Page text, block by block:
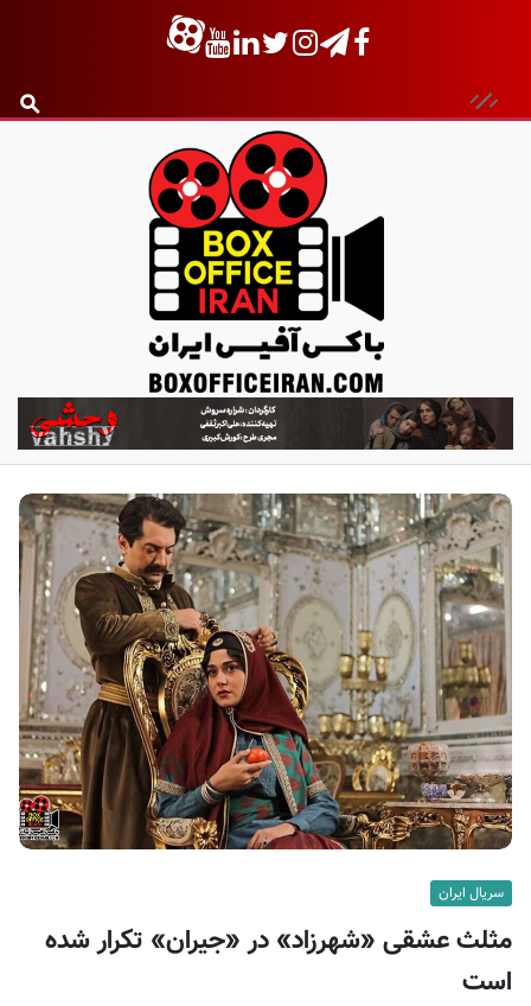
ب
ا
ک
س
آ
ف
ی
س
ا
ی
ر
ا
ن
سریال ایران
مثلث عشقی «شهرزاد» در «جیران» تکرار شده
است